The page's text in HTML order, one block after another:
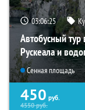
03:06:23
Автобусный
Рускеала и
Сенная площадь
450 руб.
4550руб.